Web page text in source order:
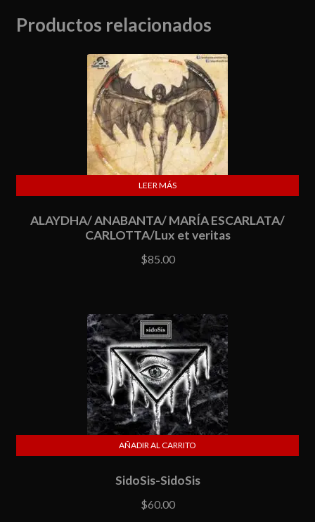
Productos relacionados
ALAYDHA/ ANABANTA/ MARÍA ESCARLATA/
CARLOTTA/Lux et veritas
$85.00
LEER MÁS
SidoSis-SidoSis
$60.00
AÑADIR AL CARRITO